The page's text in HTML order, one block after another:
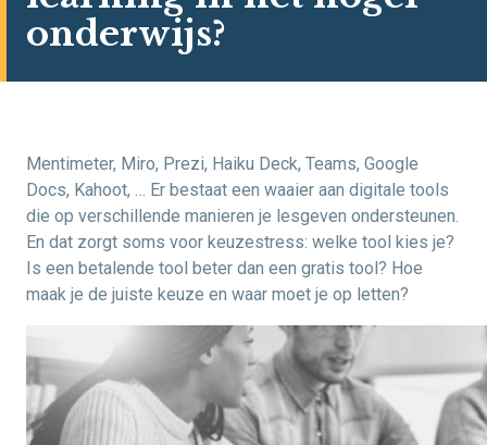
onderwijs?
Mentimeter, Miro, Prezi, Haiku Deck, Teams, Google
Docs, Kahoot, … Er bestaat een waaier aan digitale tools
die op verschillende manieren je lesgeven ondersteunen.
En dat zorgt soms voor keuzestress: welke tool kies je?
Is een betalende tool beter dan een gratis tool? Hoe
maak je de juiste keuze en waar moet je op letten?